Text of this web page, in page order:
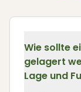
Wie sollte
gelagert
Lage und